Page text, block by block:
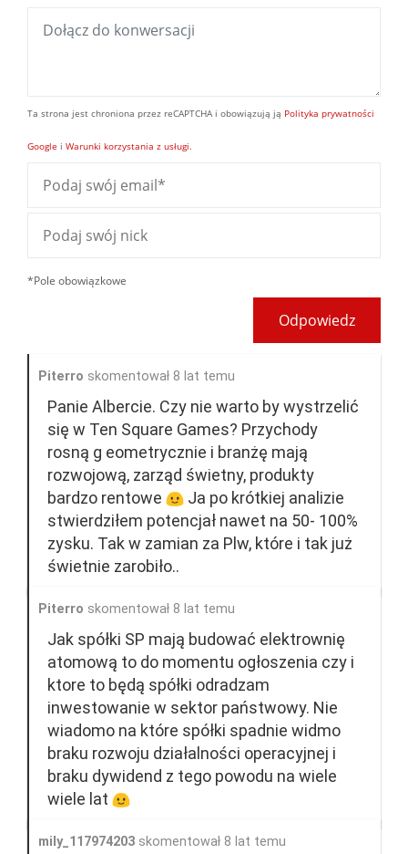
Ta strona jest chroniona przez reCAPTCHA i obowiązują ją Polityka prywatności
Google i Warunki korzystania z usługi.
*Pole obowiązkowe
Odpowiedz
Piterro skomentował 8 lat temu
Panie Albercie. Czy nie warto by wystrzelić
się w Ten Square Games? Przychody
rosną g eometrycznie i branżę mają
rozwojową, zarząd świetny, produkty
bardzo rentowe
Ja po krótkiej analizie
stwierdziłem potencjał nawet na 50- 100%
zysku. Tak w zamian za Plw, które i tak już
świetnie zarobiło..
Piterro skomentował 8 lat temu
Jak spółki SP mają budować elektrownię
atomową to do momentu ogłoszenia czy i
ktore to będą spółki odradzam
inwestowanie w sektor państwowy. Nie
wiadomo na które spółki spadnie widmo
braku rozwoju działalności operacyjnej i
braku dywidend z tego powodu na wiele
wiele lat
mily_117974203 skomentował 8 lat temu